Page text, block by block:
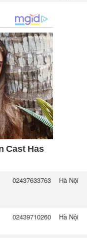
02437633763 Hà Nội
02439710260 Hà Nội